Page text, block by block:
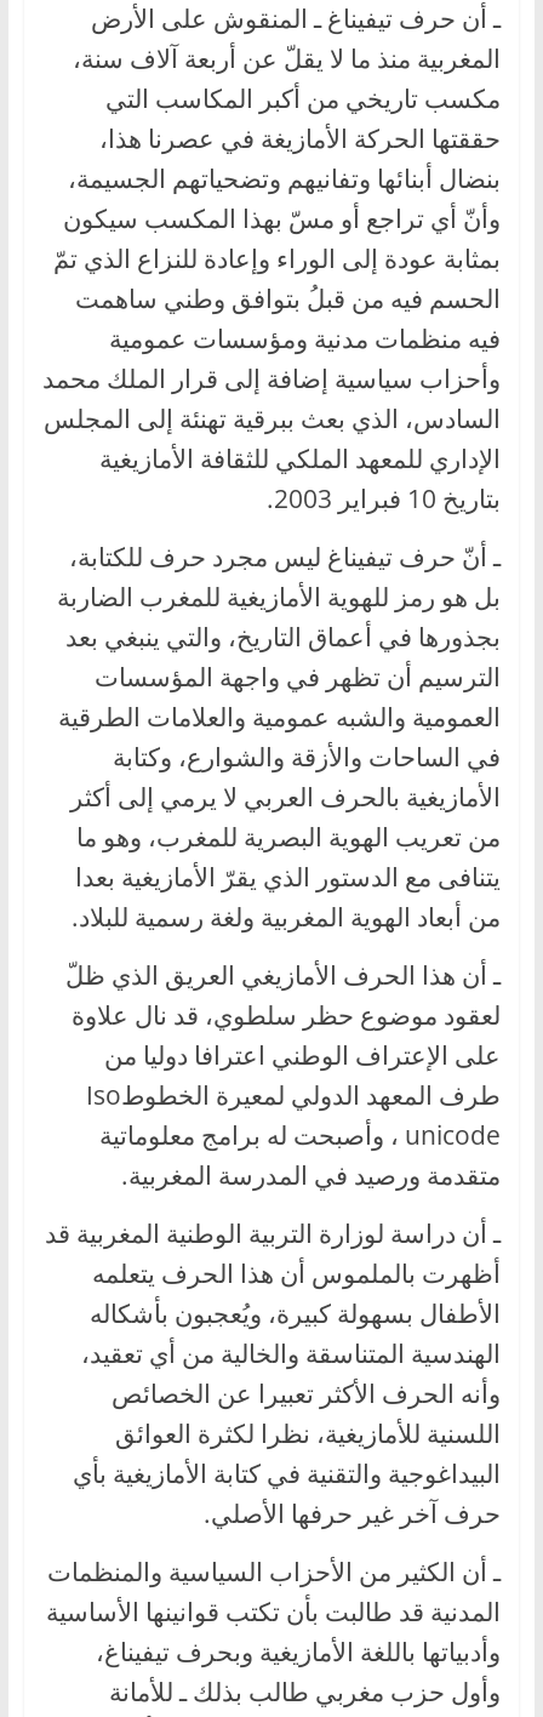
ـ أن حرف تيفيناغ ـ المنقوش على الأرض
المغربية منذ ما لا يقلّ عن أربعة آلاف سنة،
مكسب تاريخي من أكبر المكاسب التي
حققتها الحركة الأمازيغة في عصرنا هذا،
بنضال أبنائها وتفانيهم وتضحياتهم الجسيمة،
وأنّ أي تراجع أو مسّ بهذا المكسب سيكون
بمثابة عودة إلى الوراء وإعادة للنزاع الذي تمّ
الحسم فيه من قبلُ بتوافق وطني ساهمت
فيه منظمات مدنية ومؤسسات عمومية
وأحزاب سياسية إضافة إلى قرار الملك محمد
السادس، الذي بعث ببرقية تهنئة إلى المجلس
الإداري للمعهد الملكي للثقافة الأمازيغية
بتاريخ 10 فبراير 2003.
ـ أنّ حرف تيفيناغ ليس مجرد حرف للكتابة،
بل هو رمز للهوية الأمازيغية للمغرب الضاربة
بجذورها في أعماق التاريخ، والتي ينبغي بعد
الترسيم أن تظهر في واجهة المؤسسات
العمومية والشبه عمومية والعلامات الطرقية
في الساحات والأزقة والشوارع، وكتابة
الأمازيغية بالحرف العربي لا يرمي إلى أكثر
من تعريب الهوية البصرية للمغرب، وهو ما
يتنافى مع الدستور الذي يقرّ الأمازيغية بعدا
من أبعاد الهوية المغربية ولغة رسمية للبلاد.
ـ أن هذا الحرف الأمازيغي العريق الذي ظلّ
لعقود موضوع حظر سلطوي، قد نال علاوة
على الإعتراف الوطني اعترافا دوليا من
طرف المعهد الدولي لمعيرة الخطوطIso
unicode ، وأصبحت له برامج معلوماتية
متقدمة ورصيد في المدرسة المغربية.
ـ أن دراسة لوزارة التربية الوطنية المغربية قد
أظهرت بالملموس أن هذا الحرف يتعلمه
الأطفال بسهولة كبيرة، ويُعجبون بأشكاله
الهندسية المتناسقة والخالية من أي تعقيد،
وأنه الحرف الأكثر تعبيرا عن الخصائص
اللسنية للأمازيغية، نظرا لكثرة العوائق
البيداغوجية والتقنية في كتابة الأمازيغية بأي
حرف آخر غير حرفها الأصلي.
ـ أن الكثير من الأحزاب السياسية والمنظمات
المدنية قد طالبت بأن تكتب قوانينها الأساسية
وأدبياتها باللغة الأمازيغية وبحرف تيفيناغ،
وأول حزب مغربي طالب بذلك ـ للأمانة